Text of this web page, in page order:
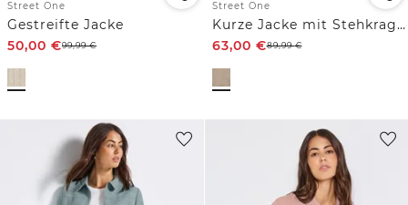
Street One
Gestreifte Jacke
50,00 €99,99€
Street One
Kurze Jacke mit Stehkragen
63,00 €89,99€